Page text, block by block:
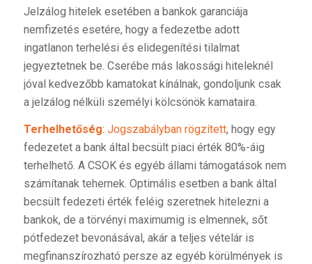
Jelzálog hitelek esetében a bankok garanciája
nemfizetés esetére, hogy a fedezetbe adott
ingatlanon terhelési és elidegenítési tilalmat
jegyeztetnek be. Cserébe más lakossági hiteleknél
jóval kedvezőbb kamatokat kínálnak, gondoljunk csak
a jelzálog nélküli személyi kölcsönök kamataira.
Terhelhetőség: Jogszabályban rögzített, hogy egy
fedezetet a bank által becsült piaci érték 80%-áig
terhelhető. A CSOK és egyéb állami támogatások nem
számítanak tehernek. Optimális esetben a bank által
becsült fedezeti érték feléig szeretnek hitelezni a
bankok, de a törvényi maximumig is elmennek, sőt
pótfedezet bevonásával, akár a teljes vételár is
megfinanszírozható persze az egyéb körülmények is